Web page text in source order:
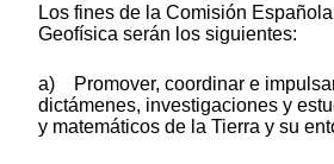
Los fines de la Comisión
Geofísica serán los siguientes:
a) Promover, coordinar e
dictámenes, investigaciones y
y matemáticos de la Tierra y su